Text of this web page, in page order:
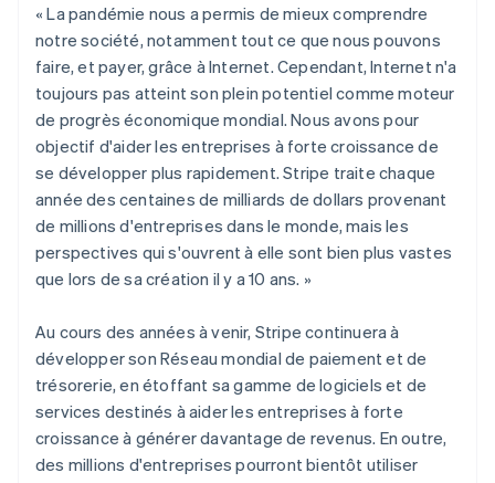
« La pandémie nous a permis de mieux comprendre
notre société, notamment tout ce que nous pouvons
faire, et payer, grâce à Internet. Cependant, Internet n'a
toujours pas atteint son plein potentiel comme moteur
de progrès économique mondial. Nous avons pour
objectif d'aider les entreprises à forte croissance de
se développer plus rapidement. Stripe traite chaque
année des centaines de milliards de dollars provenant
de millions d'entreprises dans le monde, mais les
perspectives qui s'ouvrent à elle sont bien plus vastes
que lors de sa création il y a 10 ans. »
Au cours des années à venir, Stripe continuera à
développer son Réseau mondial de paiement et de
trésorerie, en étoffant sa gamme de logiciels et de
services destinés à aider les entreprises à forte
croissance à générer davantage de revenus. En outre,
des millions d'entreprises pourront bientôt utiliser
Lituanie
English
Luxembourg
FrançaisDeutschEnglish
Malaisie
English简体中文
Malte
English
Mexique
Español English
Norvège
English
Nouvelle-Zélande
Pays-Bas
Nederlands English
Pologne
English
Portugal
Português English
R.A.S. de Hong Kong, Chine